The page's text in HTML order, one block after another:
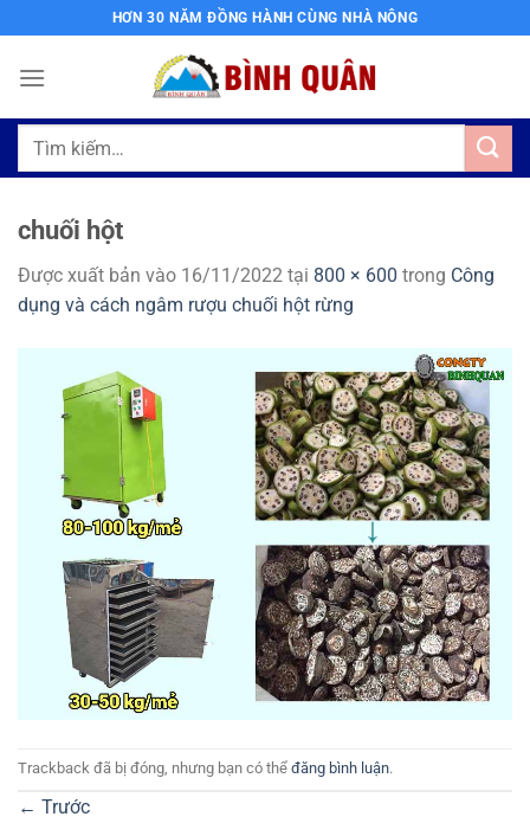
qua
nội
HƠN 30 NĂM ĐỒNG HÀNH CÙNG NHÀ NÔNG
Tìm
chuối hột
Được xuất bản vào 16/11/2022 tại 800 × 600 trong Công
dụng và cách ngâm rượu chuối hột rừng
Trackback đã bị đóng, nhưng bạn có thể đăng bình luận.
← Trước